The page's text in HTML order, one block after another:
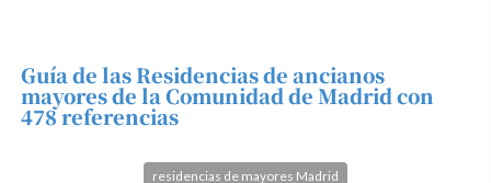
Guía de las Residencias de ancianos
mayores de la Comunidad de Madrid con
478 referencias
residencias de mayores Madrid